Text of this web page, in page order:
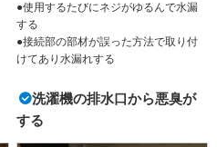
●使用するたびにネジがゆるんで水漏
する
●接続部の部材が誤った方法で取り付
けてあり水漏れする
洗濯機の排水口から悪臭が
する